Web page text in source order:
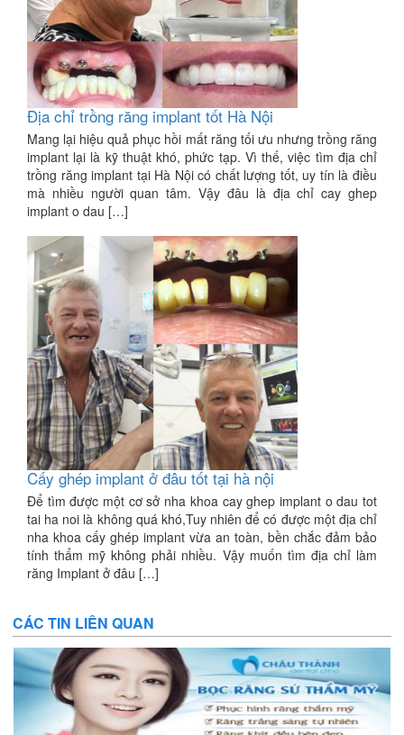
Địa chỉ trồng răng implant tốt Hà Nội
Mang lại hiệu quả phục hồi mất răng tối ưu nhưng trồng răng
implant lại là kỹ thuật khó, phức tạp. Vì thế, việc tìm địa chỉ
trồng răng implant tại Hà Nội có chất lượng tốt, uy tín là điều
mà nhiều người quan tâm. Vậy đâu là địa chỉ cay ghep
implant o dau […]
Cấy ghép implant ở đâu tốt tại hà nội
Để tìm được một cơ sở nha khoa cay ghep implant o dau tot
tai ha noi là không quá khó,Tuy nhiên để có được một địa chỉ
nha khoa cấy ghép implant vừa an toàn, bền chắc đảm bảo
tính thẩm mỹ không phải nhiều. Vậy muốn tìm địa chỉ làm
răng Implant ở đâu […]
CÁC TIN LIÊN QUAN